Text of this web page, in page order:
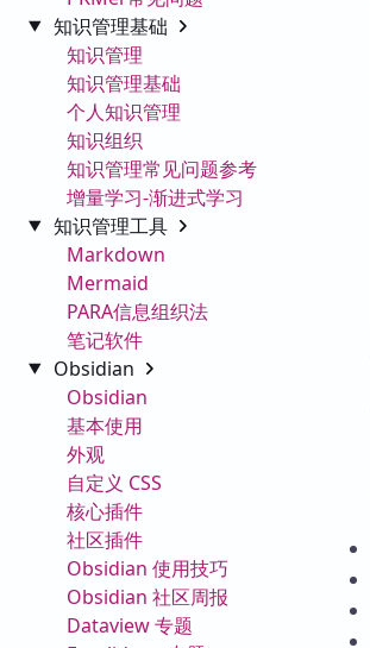
知识管理基础
知识管理
知识管理基础
个人知识管理
知识组织
知识管理常见问题参考
增量学习-渐进式学习
知识管理工具
Markdown
Mermaid
PARA信息组织法
笔记软件
Obsidian
Obsidian
基本使用
外观
自定义 CSS
核心插件
社区插件
Obsidian 使用技巧
Obsidian 社区周报
Dataview 专题